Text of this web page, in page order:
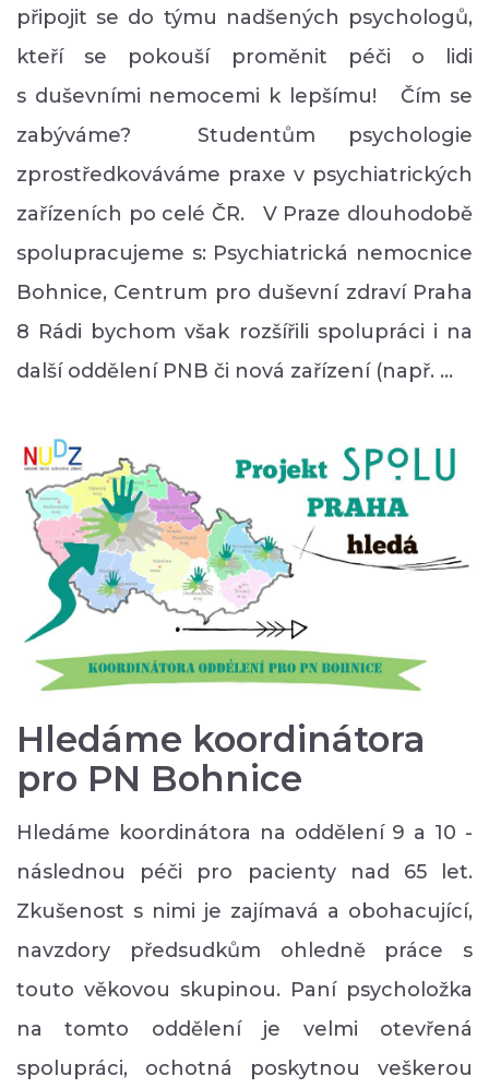
připojit se do týmu nadšených psychologů,
kteří se pokouší proměnit péči o lidi
s duševními nemocemi k lepšímu! Čím se
zabýváme? Studentům psychologie
zprostředkováváme praxe v psychiatrických
zařízeních po celé ČR. V Praze dlouhodobě
spolupracujeme s: Psychiatrická nemocnice
Bohnice, Centrum pro duševní zdraví Praha
8 Rádi bychom však rozšířili spolupráci i na
další oddělení PNB či nová zařízení (např. …
Hledáme koordinátora
pro PN Bohnice
Hledáme koordinátora na oddělení 9 a 10 -
následnou péči pro pacienty nad 65 let.
Zkušenost s nimi je zajímavá a obohacující,
navzdory předsudkům ohledně práce s
touto věkovou skupinou. Paní psycholožka
na tomto oddělení je velmi otevřená
spolupráci, ochotná poskytnou veškerou